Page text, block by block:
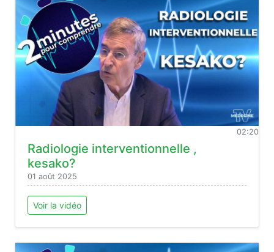
02:20
Radiologie interventionnelle ,
kesako?
01 août 2025
Voir la vidéo